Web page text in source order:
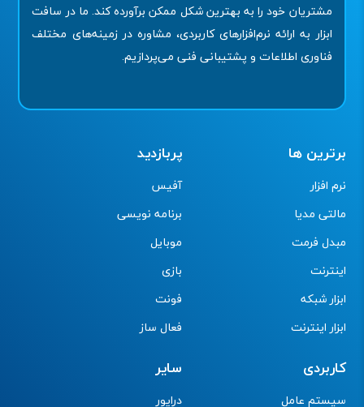
مشتریان خود را به بهترین شکل ممکن برآورده کند. ما در سافت
ابزار به ارائه نرم‌افزارهای کاربردی، مشاوره در زمینه‌های مختلف
فناوری اطلاعات و پشتیبانی فنی می‌پردازیم.
برترین ها
نرم افزار
مالتی مدیا
مبدل فرمت
اینترنت
ابزار شبکه
ابزار اینترنت
پربازدید
آفیس
برنامه نویسی
موبایل
بازی
فونت
فعال ساز
کاربردی
سیستم عامل
سایر
درایور